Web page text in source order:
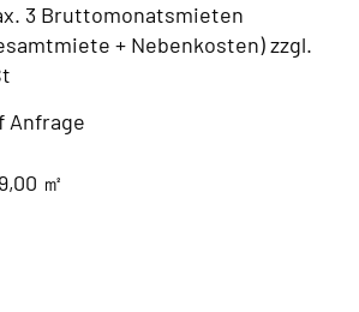
3 Bruttomonatsmieten
+ Nebenkosten) zzgl.
Anfrage
㎡